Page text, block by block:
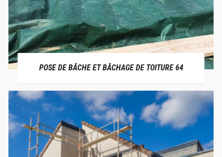
POSE DE BÂCHE ET BÂCHAGE DE TOITURE 64